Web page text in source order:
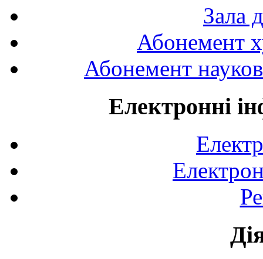
Зала
Абонемент
Абонемент
Електронні